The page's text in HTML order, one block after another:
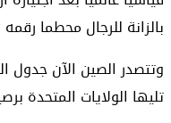
بالزانة للرجال محطما رقمه
تليها الولايات المتحدة برصيد 20 ميدالية